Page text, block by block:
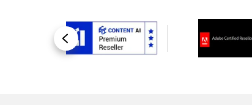
Назад